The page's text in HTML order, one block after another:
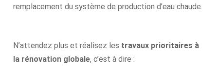
remplacement du système de production d’eau chaude.
N’attendez plus et réalisez les travaux prioritaires à
la rénovation globale, c’est à dire :